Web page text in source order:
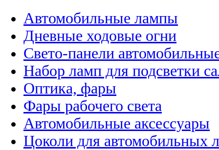
Автомобильные лампы
Дневные ходовые огни
Свето-панели
Набор ламп для подсветки
Оптика, фары
Фары рабочего света
Автомобильные аксессуары
Цоколи для автомобильных